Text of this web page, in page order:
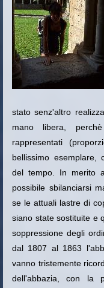
stato senz'altro
mano libera,
rappresentati
bellissimo esemplare,
del tempo. In merito
possibile sbilanciarsi
se le attuali lastre di
siano state sostituite e
soppressione degli
dal 1807 al 1863
vanno tristemente
dell'abbazia, con la